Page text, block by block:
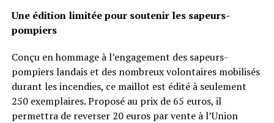
Une édition limitée pour soutenir les sapeurs-
pompiers
Conçu en hommage à l’engagement des sapeurs-
pompiers landais et des nombreux volontaires mobilisés
durant les incendies, ce maillot est édité à seulement
250 exemplaires. Proposé au prix de 65 euros, il
permettra de reverser 20 euros par vente à l’Union